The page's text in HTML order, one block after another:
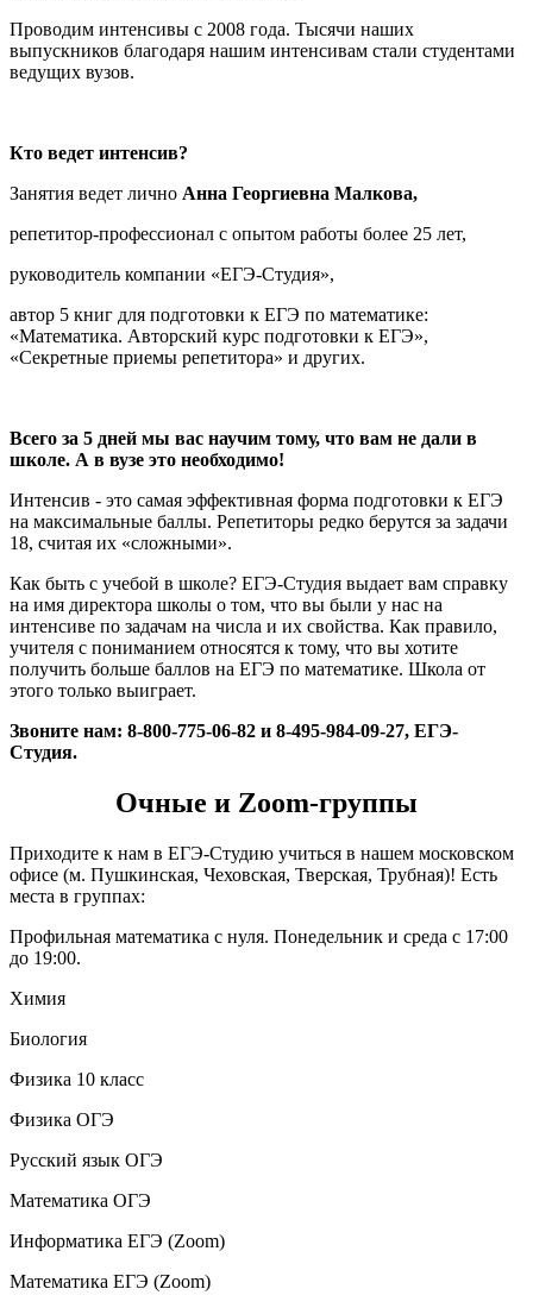
Проводим интенсивы с 2008 года. Тысячи наших
выпускников благодаря нашим интенсивам стали студентами
ведущих вузов.
Кто ведет интенсив?
Занятия ведет лично Анна Георгиевна Малкова,
репетитор-профессионал с опытом работы более 25 лет,
руководитель компании «ЕГЭ-Студия»,
автор 5 книг для подготовки к ЕГЭ по математике:
«Математика. Авторский курс подготовки к ЕГЭ»,
«Секретные приемы репетитора» и других.
Всего за 5 дней мы вас научим тому, что вам не дали в
школе. А в вузе это необходимо!
Интенсив - это самая эффективная форма подготовки к ЕГЭ
на максимальные баллы. Репетиторы редко берутся за задачи
18, считая их «сложными».
Как быть с учебой в школе? ЕГЭ-Студия выдает вам справку
на имя директора школы о том, что вы были у нас на
интенсиве по задачам на числа и их свойства. Как правило,
учителя с пониманием относятся к тому, что вы хотите
получить больше баллов на ЕГЭ по математике. Школа от
этого только выиграет.
Звоните нам: 8-800-775-06-82 и 8-495-984-09-27, ЕГЭ-
Студия.
Очные и Zoom-группы
Приходите к нам в ЕГЭ-Студию учиться в нашем московском
офисе (м. Пушкинская, Чеховская, Тверская, Трубная)! Есть
места в группах:
Профильная математика с нуля. Понедельник и среда с 17:00
до 19:00.
Химия
Биология
Физика 10 класс
Физика ОГЭ
Русский язык ОГЭ
Математика ОГЭ
Информатика ЕГЭ (Zoom)
Математика ЕГЭ (Zoom)